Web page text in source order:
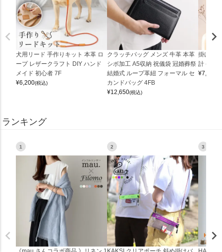
犬用リード 手作りキット 本革 ロ
ープ レザークラフト DIY ハンド
メイド 初心者 7F
¥6,200(税込)
クラッチバッグ メンズ 牛革 本革
シボ加工 A5収納 祝儀袋 冠婚葬祭
結婚式 ループ革紐 フォーマル セ
カンドバッグ 4FB
¥12,650(税込)
掛け時
計
¥7,150
ランキング
1 2 3